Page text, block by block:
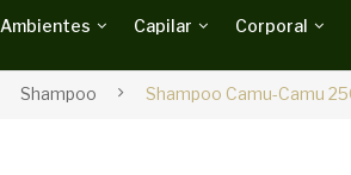
Ambientes Capilar Corporal
Shampoo Shampoo Camu-Camu